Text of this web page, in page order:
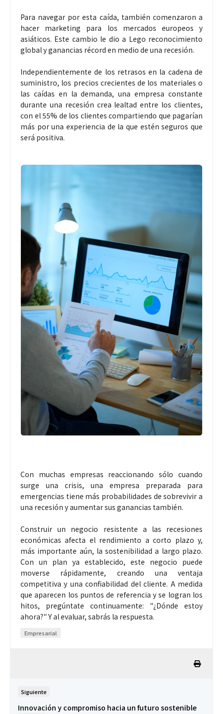
Para navegar por esta caída, también comenzaron a
hacer marketing para los mercados europeos y
asiáticos. Este cambio le dio a Lego reconocimiento
global y ganancias récord en medio de una recesión.
Independientemente de los retrasos en la cadena de
suministro, los precios crecientes de los materiales o
las caídas en la demanda, una empresa constante
durante una recesión crea lealtad entre los clientes,
con el 55% de los clientes compartiendo que pagarían
más por una experiencia de la que estén seguros que
será positiva.
Con muchas empresas reaccionando sólo cuando
surge una crisis, una empresa preparada para
emergencias tiene más probabilidades de sobrevivir a
una recesión y aumentar sus ganancias también.
Construir un negocio resistente a las recesiones
económicas afecta el rendimiento a corto plazo y,
más importante aún, la sostenibilidad a largo plazo.
Con un plan ya establecido, este negocio puede
moverse rápidamente, creando una ventaja
competitiva y una confiabilidad del cliente. A medida
que aparecen los puntos de referencia y se logran los
hitos, pregúntate continuamente: "¿Dónde estoy
ahora?" Y al evaluar, sabrás la respuesta.
Empresarial
Siguiente
Innovación y compromiso hacia un futuro sostenible